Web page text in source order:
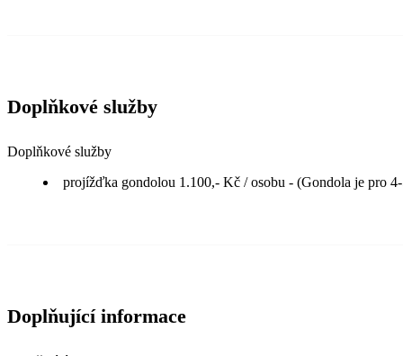
Doplňkové služby
Doplňkové služby
projížďka gondolou 1.100,- Kč / osobu - (Gondola je pro
Doplňující informace